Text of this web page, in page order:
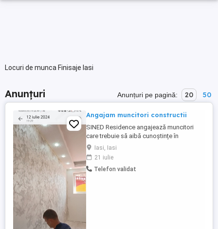
Locuri de munca Finisaje Iasi
Anunțuri Anunțuri pe pagină: 20 50
Angajam muncitori constructii
SINED Residence angajează muncitori
care trebuie să aibă cunoștințe în
următoarele ramuri: aplicare glet,lavabil,
decorative de interior cat și exterior,placări
rigips, polistiren, vată bazaltică, dulgherie,
zidărie,montarea șarpantelor, montaj
Iasi, Iasi
21 iulie
Telefon validat